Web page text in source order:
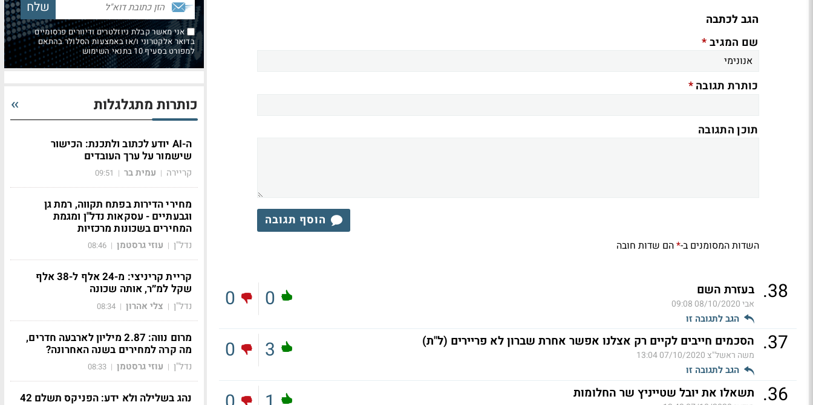
הגב לכתבה
שם המגיב*
כותרת תגובה*
תוכן התגובה
הוסף תגובה
השדות המסומנים ב-*הם שדות חובה
38
. בעזרת השם
אבי08/10/2020 09:08
הגב לתגובה זו
0
0
37
. הסכמים חייבים לקיים רק אצלנו אפשר אחרת שברון לא פריירים (ל"ת)
משה ראשל"צ 07/10/2020 13:04
הגב לתגובה זו
3
0
36
. תשאלו את יובל שטייניץ שר החלומות
אני מאשר קבלת ניוזלטרים ודיוורים פרסומיים
בדואר אלקטרוני ו/או באמצעות הסלולר בהתאם
למפורט בסעיף 10 בתנאי השימוש
כותרות מתגלגלות
ה-AI יודע לכתוב ולתכנת: הכישור
שישמור על ערך העובדים
קריירה | עמית בר |
09:51
מחירי הדירות בפתח תקווה, רמת גן
וגבעתיים - עסקאות נדל"ן ומגמת
המחירים בשכונות מרכזיות
נדל"ן | עוזי גרסטמן |
08:46
קריית קריניצי: מ-24 אלף ל-38 אלף
שקל למ״ר, אותה שכונה
נדל"ן | צלי אהרון |
08:34
מרום נווה: 2.87 מיליון לארבעה חדרים,
מה קרה למחירים בשנה האחרונה?
נדל"ן | עוזי גרסטמן |
08:33
נהג בשלילה ולא ידע: הפניקס תשלם 42